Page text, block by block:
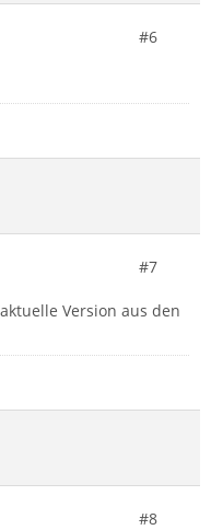
#6
#7
Version aus den
#8